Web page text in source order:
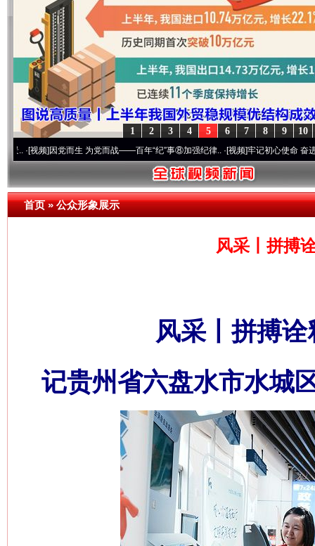
10
9
8
7
6
5
4
3
2
1
因党而生 为党而战——百年“纪”事⑧加强纪律..·[视频]牢记初心使命 奋进复兴征程丨
首页»公众形象展示
风采丨拼搏
风采丨拼搏
记贵州省六盘水市水城